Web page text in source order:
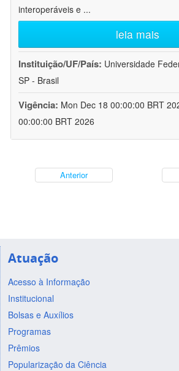
interoperáveis e ...
leia mais
Instituição/UF/País: Universidade
SP - Brasil
Vigência: Mon Dec 18 00:00:00 BRT
00:00:00 BRT 2026
Anterior
Atuação
Acesso à Informação
Institucional
Bolsas e Auxílios
Programas
Prêmios
Popularização da Ciência